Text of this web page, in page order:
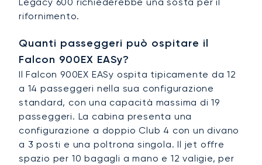
Legacy 600 richiederebbe una sosta per il
rifornimento.
Quanti passeggeri può ospitare il
Falcon 900EX EASy?
Il Falcon 900EX EASy ospita tipicamente da 12
a 14 passeggeri nella sua configurazione
standard, con una capacità massima di 19
passeggeri. La cabina presenta una
configurazione a doppio Club 4 con un divano
a 3 posti e una poltrona singola. Il jet offre
spazio per 10 bagagli a mano e 12 valigie, per